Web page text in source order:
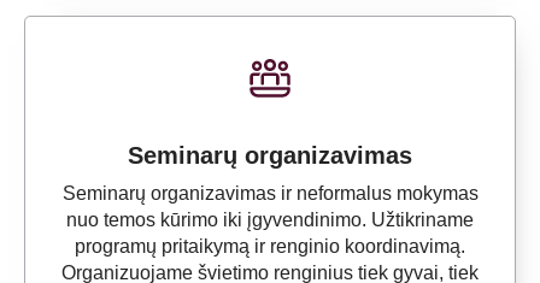
Seminarų organizavimas
Seminarų organizavimas ir neformalus mokymas
nuo temos kūrimo iki įgyvendinimo. Užtikriname
programų pritaikymą ir renginio koordinavimą.
Organizuojame švietimo renginius tiek gyvai, tiek